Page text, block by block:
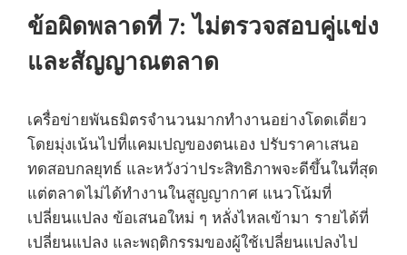
ข้อผิดพลาดที่ 7: ไม่ตรวจสอบคู่แข่ง
และสัญญาณตลาด
เครื่อข่ายพันธมิตรจำนวนมากทำงานอย่างโดดเดี่ยว
โดยมุ่งเน้นไปที่แคมเปญของตนเอง ปรับราคาเสนอ
ทดสอบกลยุทธ์ และหวังว่าประสิทธิภาพจะดีขึ้นในที่สุด
แต่ตลาดไม่ได้ทำงานในสูญญากาศ แนวโน้มที่
เปลี่ยนแปลง ข้อเสนอใหม่ ๆ หลั่งไหลเข้ามา รายได้ที่
เปลี่ยนแปลง และพฤติกรรมของผู้ใช้เปลี่ยนแปลงไป